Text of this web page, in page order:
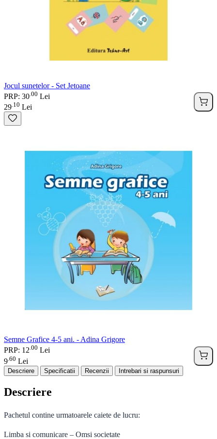
Jocul sunetelor - Set Jetoane
PRP: 30 00 Lei
29 10 Lei
Semne Grafice 4-5 ani. - Adina Grigore
PRP: 12 00 Lei
9 60 Lei
Descriere Specificatii Recenzii Intrebari si raspunsuri
Descriere
Pachetul contine urmatoarele caiete de lucru:
Limba si comunicare – Omsi societate